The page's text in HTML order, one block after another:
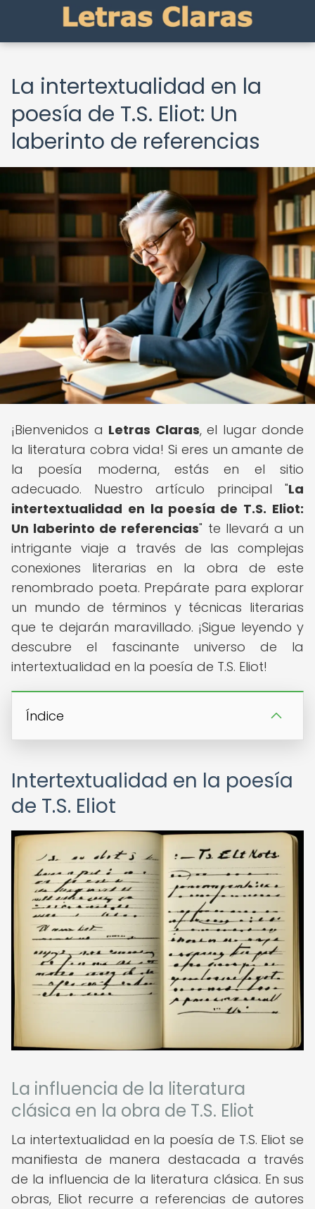
La intertextualidad en la
poesía de T.S. Eliot: Un
laberinto de referencias
¡Bienvenidos a Letras Claras, el lugar donde
la literatura cobra vida! Si eres un amante de
la poesía moderna, estás en el sitio
adecuado. Nuestro artículo principal "La
intertextualidad en la poesía de T.S. Eliot:
Un laberinto de referencias" te llevará a un
intrigante viaje a través de las complejas
conexiones literarias en la obra de este
renombrado poeta. Prepárate para explorar
un mundo de términos y técnicas literarias
que te dejarán maravillado. ¡Sigue leyendo y
descubre el fascinante universo de la
intertextualidad en la poesía de T.S. Eliot!
Índice
Intertextualidad en la poesía
de T.S. Eliot
La influencia de la literatura
clásica en la obra de T.S. Eliot
La intertextualidad en la poesía de T.S. Eliot se
manifiesta de manera destacada a través
de la influencia de la literatura clásica. En sus
obras, Eliot recurre a referencias de autores